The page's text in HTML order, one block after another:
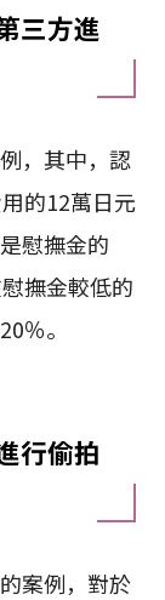
三方進
，其中，認
的12萬日元
慰撫金的
撫金較低的
％。
行偷拍
案例，對於